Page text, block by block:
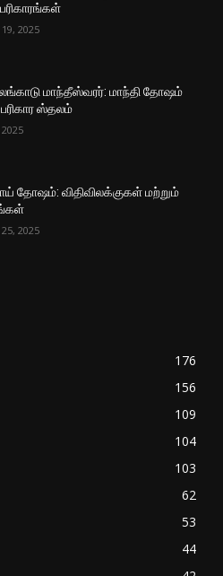
2025
மாந்தீஸ்வரர்: மாந்தி தோஷம்
ஸ்தலம்
தோஷம்: விதிவிலக்குகள் மற்றும்
2025
176
156
109
104
103
62
53
44